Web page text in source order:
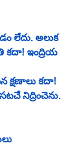
లేదు. అలుక
కదా! ఇంద్రియ
క్షణాలు కదా!
నిద్రించెను.